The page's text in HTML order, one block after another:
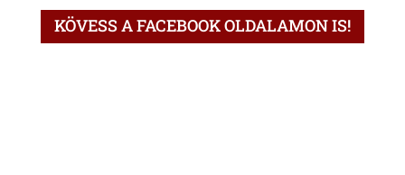
KÖVESS A FACEBOOK OLDALAMON IS!